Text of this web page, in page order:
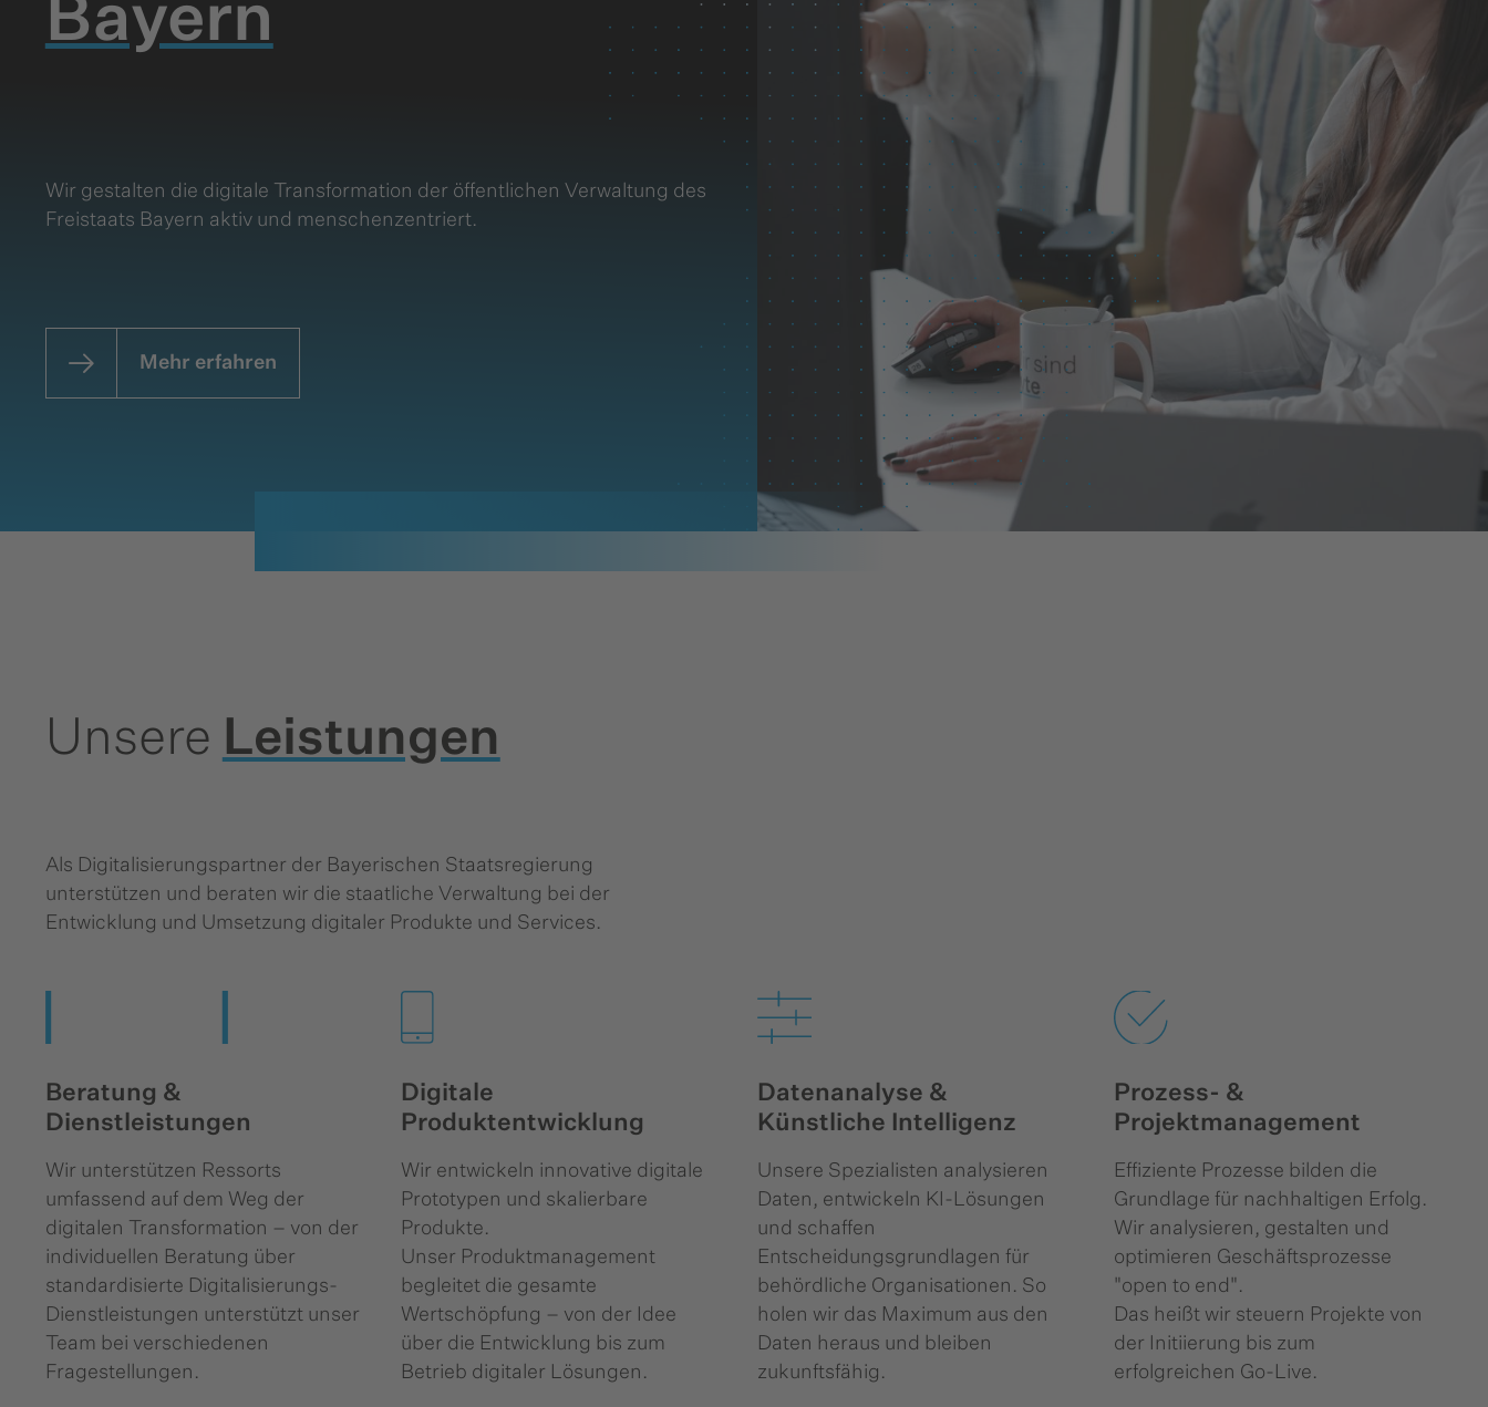
Bayern
Wir gestalten die digitale Transformation der öffentlichen Verwaltung des
Freistaats Bayern aktiv und menschenzentriert.
Mehr erfahren
Unsere Leistungen
Als Digitalisierungs­partner der Bayerischen Staatsregierung
unterstützen und beraten wir die staatliche Verwaltung bei der
Entwicklung und Umsetzung digitaler Produkte und Services.
Beratung &
Dienstleistungen
Wir unterstützen Ressorts
umfassend auf dem Weg der
digitalen Transformation – von der
individuellen Beratung über
standardisierte Digitalisierungs-
Dienstleistungen unterstützt unser
Team bei verschiedenen
Fragestellungen.
Digitale
Produktentwicklung
Wir entwickeln innovative digitale
Prototypen und skalierbare
Produkte.
Unser Produktmanagement
begleitet die gesamte
Wertschöpfung – von der Idee
über die Entwicklung bis zum
Betrieb digitaler Lösungen.
Datenanalyse &
Künstliche Intelligenz
Unsere Spezialisten analysieren
Daten, entwickeln KI-Lösungen
und schaffen
Entscheidungsgrundlagen für
behördliche Organisationen. So
holen wir das Maximum aus den
Daten heraus und bleiben
zukunftsfähig.
Prozess- &
Projektmanagement
Effiziente Prozesse bilden die
Grundlage für nachhaltigen Erfolg.
Wir analysieren, gestalten und
optimieren Geschäftsprozesse
"open to end".
Das heißt wir steuern Projekte von
der Initiierung bis zum
erfolgreichen Go-Live.